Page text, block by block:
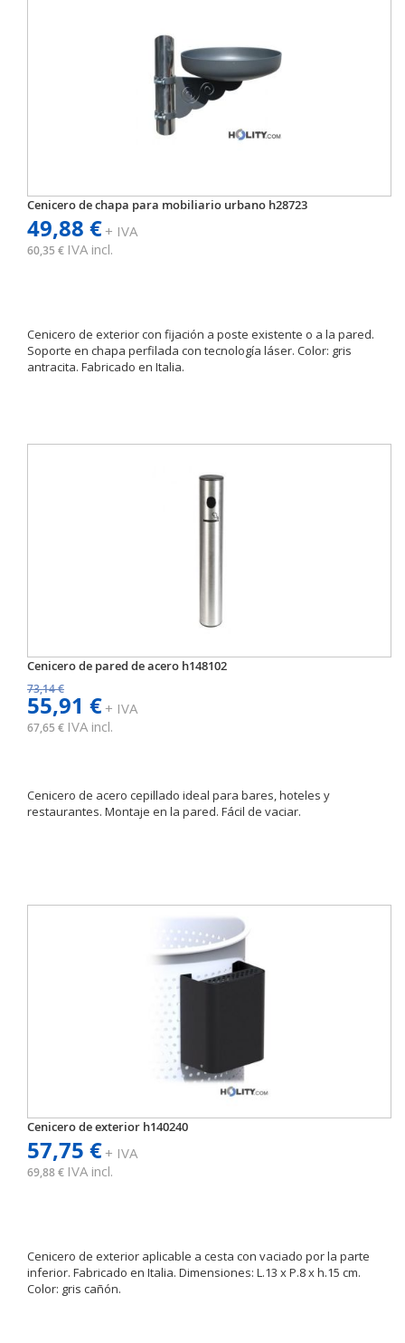
Cenicero de chapa para mobiliario urbano h28723
49,88 €+ IVA
60,35 € IVA incl.
Cenicero de exterior con fijación a poste existente o a la pared.
Soporte en chapa perfilada con tecnología láser. Color: gris
antracita. Fabricado en Italia.
Cenicero de pared de acero h148102
73,14 €
55,91 €+ IVA
67,65 € IVA incl.
Cenicero de acero cepillado ideal para bares, hoteles y
restaurantes. Montaje en la pared. Fácil de vaciar.
Cenicero de exterior h140240
57,75 €+ IVA
69,88 € IVA incl.
Cenicero de exterior aplicable a cesta con vaciado por la parte
inferior. Fabricado en Italia. Dimensiones: L.13 x P.8 x h.15 cm.
Color: gris cañón.